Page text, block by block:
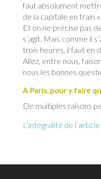
faut absolument
de la capitale en train ».
Et on ne précise pas
s’agit. Mais comme il
trois heures, il faut en
Allez, entre nous,
nous les bonnes
A Paris, pour y faire
De multiples raisons
L’intégralité de l’article